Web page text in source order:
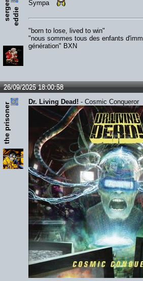
s
e
rg
e
n
t
e
d
d
ie
Sympa
"born to lose, lived to win"
"nous sommes tous des enfants
génération" BXN
26/09/2025 18:00:58
the prisoner
Dr. Living Dead! - Cosmic Conqueror